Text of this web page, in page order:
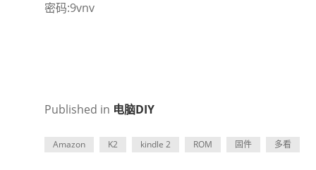
密码:9vnv
Published in 电脑DIY
Amazon K2 kindle 2 ROM 固件 多看